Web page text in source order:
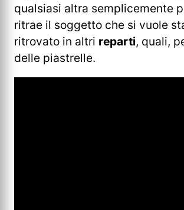
qualsiasi altra semplicemente
ritrae il soggetto che si vuole
ritrovato in altri reparti, quali,
delle piastrelle.